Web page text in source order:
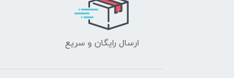
ارسال رایگان و سریع